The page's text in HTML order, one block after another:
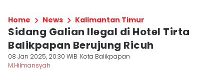
Home News Kalimantan Timur
Sidang Galian Ilegal di Hotel Tirta
Balikpapan Berujung Ricuh
08 Jan 2025, 20:30 WIB Kota Balikpapan
M.Hilmansyah